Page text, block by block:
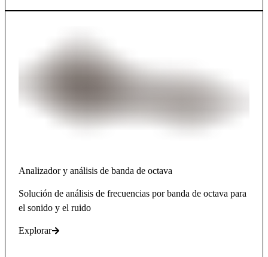
Analizador y análisis de banda de octava
Solución de análisis de frecuencias por banda de octava para
el sonido y el ruido
Explorar